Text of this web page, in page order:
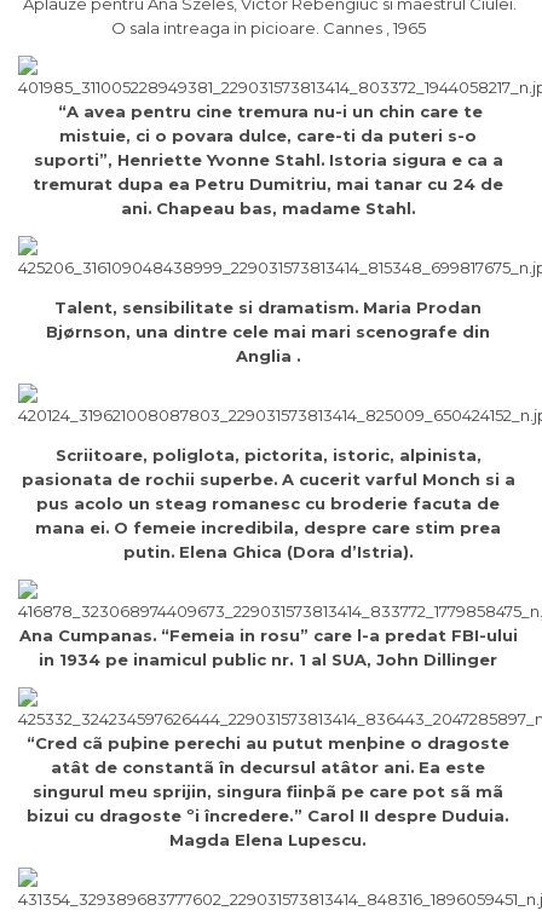
O sala intreaga in picioare. Cannes , 1965
“A avea pentru cine tremura nu-i un chin care te
mistuie, ci o povara dulce, care-ti da puteri s-o
suporti”, Henriette Yvonne Stahl. Istoria sigura e ca a
tremurat dupa ea Petru Dumitriu, mai tanar cu 24 de
ani. Chapeau bas, madame Stahl.
Talent, sensibilitate si dramatism. Maria Prodan
Bjørnson, una dintre cele mai mari scenografe din
Anglia .
Scriitoare, poliglota, pictorita, istoric, alpinista,
pasionata de rochii superbe. A cucerit varful Monch si a
pus acolo un steag romanesc cu broderie facuta de
mana ei. O femeie incredibila, despre care stim prea
putin. Elena Ghica (Dora d’Istria).
Ana Cumpanas. “Femeia in rosu” care l-a predat FBI-ului
in 1934 pe inamicul public nr. 1 al SUA, John Dillinger
“Cred cã puþine perechi au putut menþine o dragoste
atât de constantã în decursul atâtor ani. Ea este
singurul meu sprijin, singura fiinþã pe care pot sã mã
bizui cu dragoste ºi încredere.” Carol II despre Duduia.
Magda Elena Lupescu.